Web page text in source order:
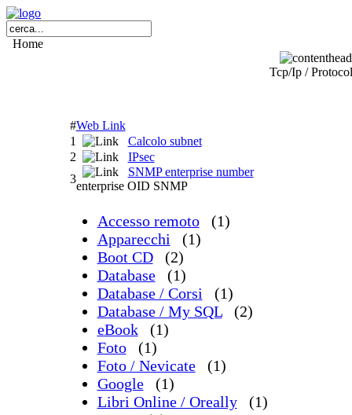
Home
Tcp/Ip /
#Web Link
1
Calcolo subnet
2
IPsec
3
SNMP enterprise number
enterprise OID SNMP
Accesso remoto
(1)
Apparecchi
(1)
Boot CD
(2)
Database
(1)
Database / Corsi
(1)
Database / My SQL
(2)
eBook
(1)
Foto
(1)
Foto / Nevicate
(1)
Google
(1)
Libri Online / Oreally
(1)